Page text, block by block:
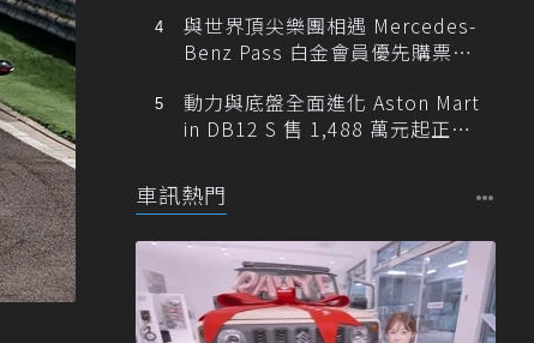
與世界頂尖樂團相遇 Mercedes-
Benz Pass 白金會員優先購票維
動力與底盤全面進化 Aston Mart
in DB12 S 售 1,488 萬元起正式
車訊熱門